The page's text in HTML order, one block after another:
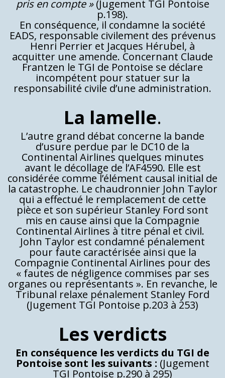
pris en compte » (Jugement TGI Pontoise
p.198).
En conséquence, il condamne la société
EADS, responsable civilement des prévenus
Henri Perrier et Jacques Hérubel, à
acquitter une amende. Concernant Claude
Frantzen le TGI de Pontoise se déclare
incompétent pour statuer sur la
responsabilité civile d’une administration.
La lamelle.
L’autre grand débat concerne la bande
d’usure perdue par le DC10 de la
Continental Airlines quelques minutes
avant le décollage de l’AF4590. Elle est
considérée comme l’élément causal initial de
la catastrophe. Le chaudronnier John Taylor
qui a effectué le remplacement de cette
pièce et son supérieur Stanley Ford sont
mis en cause ainsi que la Compagnie
Continental Airlines à titre pénal et civil.
John Taylor est condamné pénalement
pour faute caractérisée ainsi que la
Compagnie Continental Airlines pour des
« fautes de négligence commises par ses
organes ou représentants ». En revanche, le
Tribunal relaxe pénalement Stanley Ford
(Jugement TGI Pontoise p.203 à 253)
Les verdicts
En conséquence les verdicts du TGI de
Pontoise sont les suivants : (Jugement
TGI Pontoise p.290 à 295)